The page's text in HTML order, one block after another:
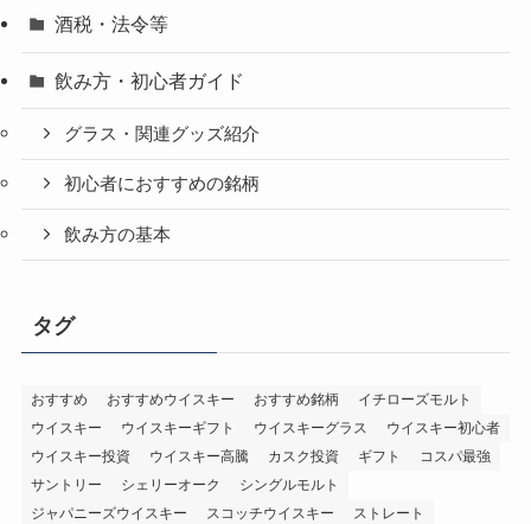
酒税・法令等
飲み方・初心者ガイド
グラス・関連グッズ紹介
初心者におすすめの銘柄
飲み方の基本
タグ
おすすめ おすすめウイスキー おすすめ銘柄
イチローズモルト
ウイスキー
ウイスキーギフト ウイスキーグラス
ウイスキー初心者
ウイスキー投資
ウイスキー高騰 カスク投資 ギフト
コスパ最強
サントリー
シェリーオーク
シングルモルト
ジャパニーズウイスキー
スコッチウイスキー
ストレート